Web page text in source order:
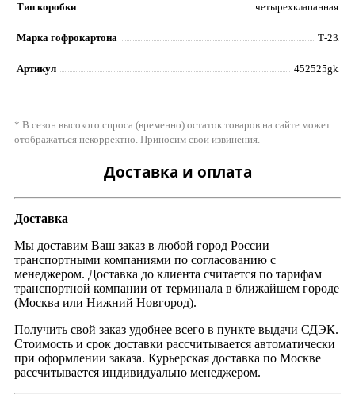
Тип коробки четырехклапанная
Марка гофрокартона Т-23
Артикул 452525gk
* В сезон высокого спроса (временно) остаток товаров на сайте может
отображаться некорректно. Приносим свои извинения.
Доставка и оплата
Доставка
Мы доставим Ваш заказ в любой город России
транспортными компаниями по согласованию с
менеджером. Доставка до клиента считается по тарифам
транспортной компании от терминала в ближайшем городе
(Москва или Нижний Новгород).
Получить свой заказ удобнее всего в пункте выдачи СДЭК.
Стоимость и срок доставки рассчитывается автоматически
при оформлении заказа. Курьерская доставка по Москве
рассчитывается индивидуально менеджером.